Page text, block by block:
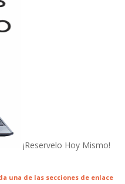
¡Reservelo Hoy Mismo!
una de las secciones de enlace